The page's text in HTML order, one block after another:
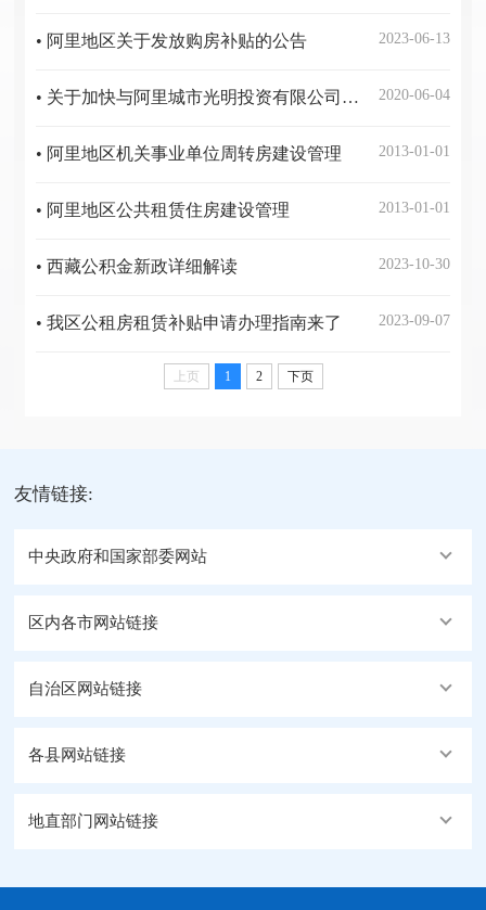
2023-06-13
• 阿里地区关于发放购房补贴的公告
2020-06-04
• 关于加快与阿里城市光明投资有限公司对接2018年公共租赁住房建设事宜的通知
2013-01-01
• 阿里地区机关事业单位周转房建设管理
2013-01-01
• 阿里地区公共租赁住房建设管理
2023-10-30
• 西藏公积金新政详细解读
2023-09-07
• 我区公租房租赁补贴申请办理指南来了
上页 1 2 下页
友情链接:
中央政府和国家部委网站
区内各市网站链接
自治区网站链接
各县网站链接
地直部门网站链接